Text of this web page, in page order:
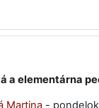
a elementárna
Martina -